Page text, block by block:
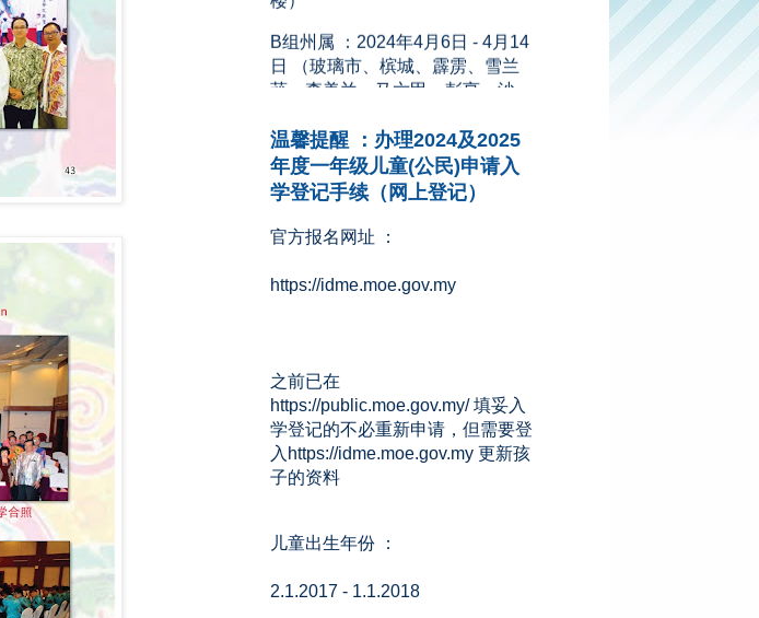
日 （玻璃市、槟城、霹雳、雪兰
莪、森美兰、马六甲、彭亨、沙
巴、砂拉越、吉隆坡、纳闽和布
城）
新闻来源：星洲网 (08.11.2023)
温馨提醒 ：办理2024及2025
年度一年级儿童(公民)申请入
学登记手续（网上登记）
官方报名网址 ：
https://idme.moe.gov.my
之前已在
https://public.moe.gov.my/ 填妥入
学登记的不必重新申请，但需要登
入https://idme.moe.gov.my 更新孩
子的资料
儿童出生年份 ：
2.1.2017 - 1.1.2018